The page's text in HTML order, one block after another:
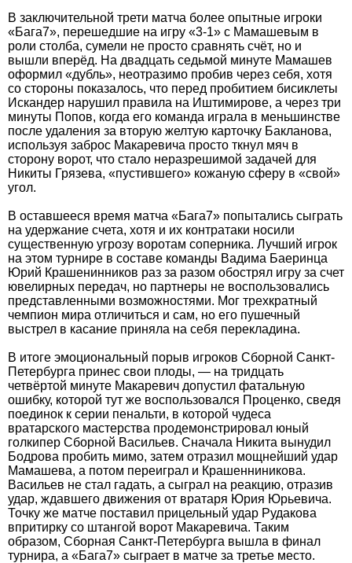
В заключительной трети матча более опытные игроки
«Бага7», перешедшие на игру «3-1» с Мамашевым в
роли столба, сумели не просто сравнять счёт, но и
вышли вперёд. На двадцать седьмой минуте Мамашев
оформил «дубль», неотразимо пробив через себя, хотя
со стороны показалось, что перед пробитием бисиклеты
Искандер нарушил правила на Иштимирове, а через три
минуты Попов, когда его команда играла в меньшинстве
после удаления за вторую желтую карточку Бакланова,
используя заброс Макаревича просто ткнул мяч в
сторону ворот, что стало неразрешимой задачей для
Никиты Грязева, «пустившего» кожаную сферу в «свой»
угол.
В оставшееся время матча «Бага7» попытались сыграть
на удержание счета, хотя и их контратаки носили
существенную угрозу воротам соперника. Лучший игрок
на этом турнире в составе команды Вадима Баеринца
Юрий Крашенинников раз за разом обострял игру за счет
ювелирных передач, но партнеры не воспользовались
представленными возможностями. Мог трехкратный
чемпион мира отличиться и сам, но его пушечный
выстрел в касание приняла на себя перекладина.
В итоге эмоциональный порыв игроков Сборной Санкт-
Петербурга принес свои плоды, — на тридцать
четвёртой минуте Макаревич допустил фатальную
ошибку, которой тут же воспользовался Проценко, сведя
поединок к серии пенальти, в которой чудеса
вратарского мастерства продемонстрировал юный
голкипер Сборной Васильев. Сначала Никита вынудил
Бодрова пробить мимо, затем отразил мощнейший удар
Мамашева, а потом переиграл и Крашенниникова.
Васильев не стал гадать, а сыграл на реакцию, отразив
удар, ждавшего движения от вратаря Юрия Юрьевича.
Точку же матче поставил прицельный удар Рудакова
впритирку со штангой ворот Макаревича. Таким
образом, Сборная Санкт-Петербурга вышла в финал
турнира, а «Бага7» сыграет в матче за третье место.